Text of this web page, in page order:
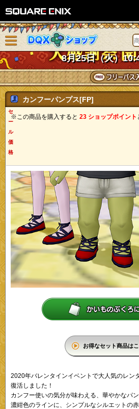
DQX
8月25日（火）
ニューを閉じる
カンフーパンプス[FP]
※この商品を購入すると 23 ショップポイント
セ
ー
ル
価
格
お得なセット商品は
2020年バレンタインイベントで大人気のレン
復活しました！
カンフー使いの気分が味わえる、華やかなパン
濃紺色のラインに、シンプルなシルエットの赤